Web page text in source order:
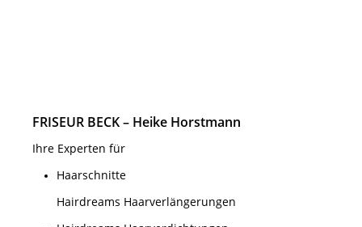
FRISEUR BECK – Heike Horstmann
Ihre Experten für
Haarschnitte
Hairdreams Haarverlängerungen